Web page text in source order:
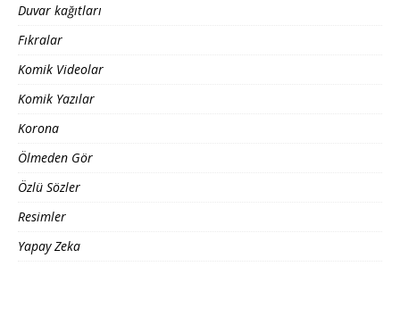
Duvar kağıtları
Fıkralar
Komik Videolar
Komik Yazılar
Korona
Ölmeden Gör
Özlü Sözler
Resimler
Yapay Zeka